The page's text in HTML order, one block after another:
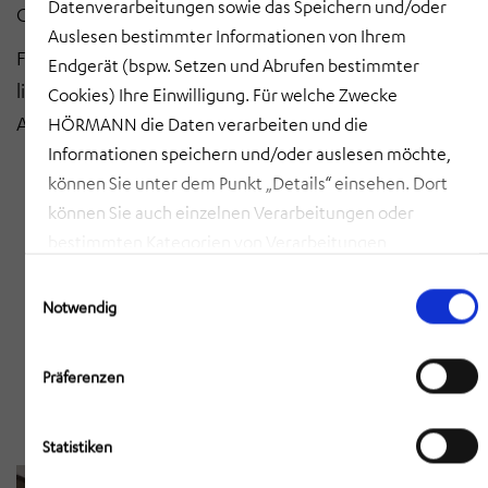
Datenverarbeitungen sowie das Speichern und/oder
Auslesen bestimmter Informationen von Ihrem
Endgerät (bspw. Setzen und Abrufen bestimmter
Cookies) Ihre Einwilligung. Für welche Zwecke
HÖRMANN die Daten verarbeiten und die
Informationen speichern und/oder auslesen möchte,
können Sie unter dem Punkt „Details“ einsehen. Dort
können Sie auch einzelnen Verarbeitungen oder
Sie ein, dass HÖRMANN alle der erläuterten
Informationen speichern sowie auslesen und damit
zusammenhängende Datenverarbeitungen vornehmen
darf, die nicht ohnehin unbedingt erforderlich sind,
stellen kann. Mit Klick auf „AUSWAHL ERLAUBEN“
Notwendig
Präferenzen
Statistiken
Gesamtinvestition: ca. 5 Millionen EUR.
Für das bauausführende Unternehmen KÖSTER GmbH
liefert HÖRMANN BauPlan GmbH (ehemals AIC) die
Ausführungsplanung.